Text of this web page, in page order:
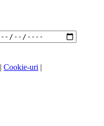
| Cookie-uri |